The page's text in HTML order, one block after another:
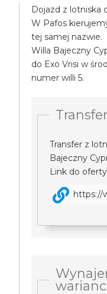
Dojazd z lotniska
W Pafos
tej samej nazwie.
Willa Bajeczny
do Exo Vrisi w
numer willi 5.
Transfer
Transfer z
Bajeczny
Link do
https://